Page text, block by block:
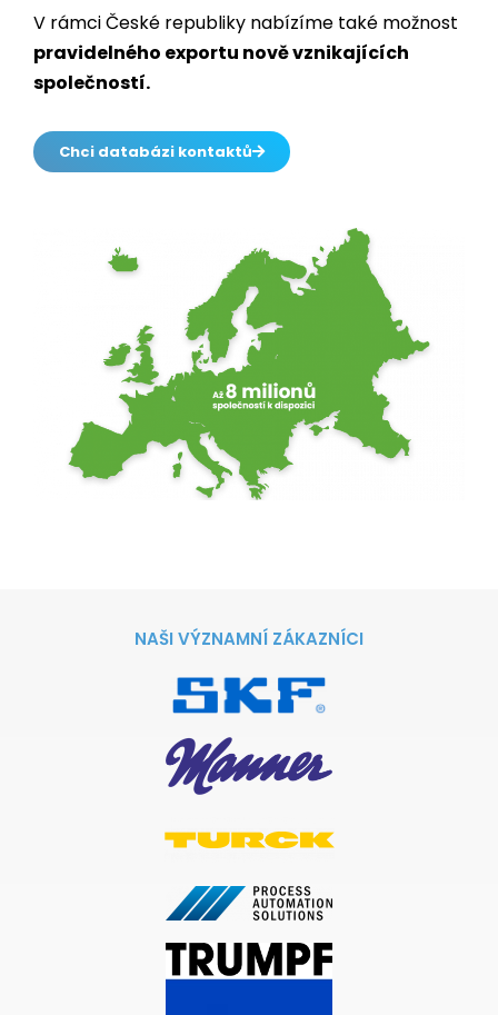
V rámci České republiky nabízíme také možnost
pravidelného exportu nově vznikajících
společností.
Chci databázi kontaktů
NAŠI VÝZNAMNÍ ZÁKAZNÍCI